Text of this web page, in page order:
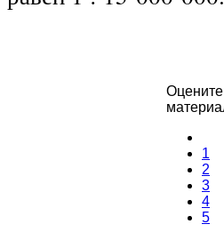
Оцените
1
2
3
4
5